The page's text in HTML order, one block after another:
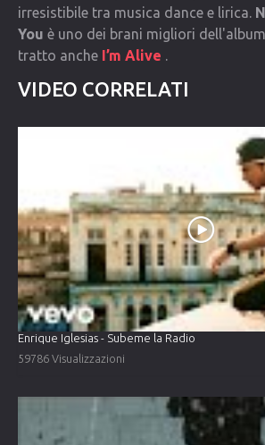
irresistibile tra musica dance e lirica.
You è uno dei brani migliori
tratto anche I’m Alive
VIDEO CORRELATI
Enrique Iglesias - Subeme la Radio
59786 Visualizzazioni